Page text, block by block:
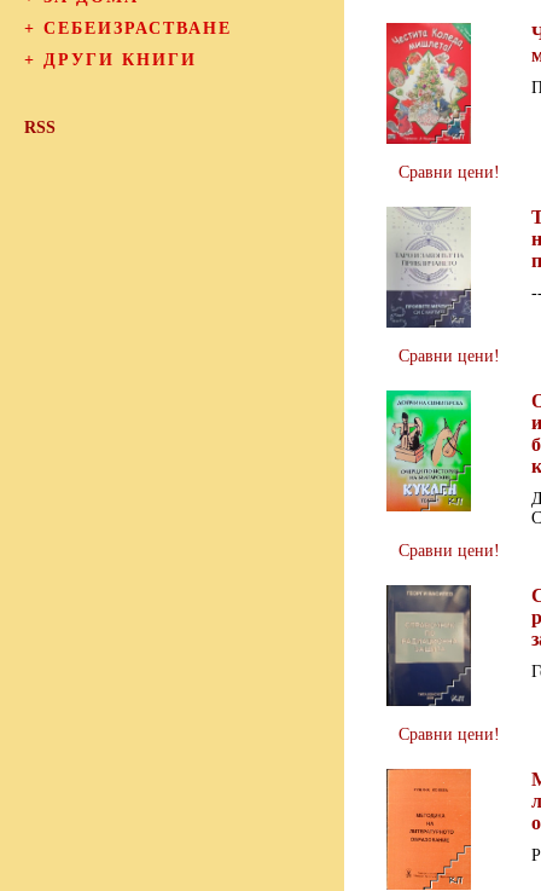
+ СЕБЕИЗРАСТВАНЕ
+ ДРУГИ КНИГИ
RSS
Сравни цени!
Сравни цени!
Сравни цени!
Сравни цени!